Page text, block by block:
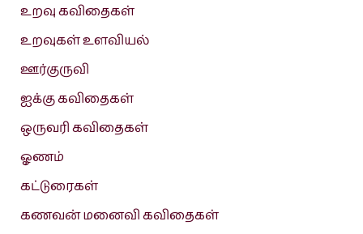
உறவு கவிதைகள்
உறவுகள் உளவியல்
ஊர்குருவி
ஐக்கு கவிதைகள்
ஒருவரி கவிதைகள்
ஓணம்
கட்டுரைகள்
கணவன் மனைவி கவிதைகள்